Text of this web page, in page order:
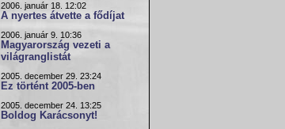
2006. január 18. 12:02
A nyertes átvette a fődíjat
2006. január 9. 10:36
Magyarország vezeti a
világranglistát
2005. december 29. 23:24
Ez történt 2005-ben
2005. december 24. 13:25
Boldog Karácsonyt!